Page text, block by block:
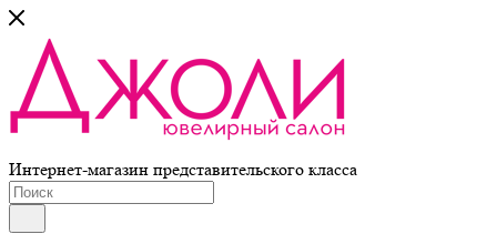
Интернет-магазин представительского класса